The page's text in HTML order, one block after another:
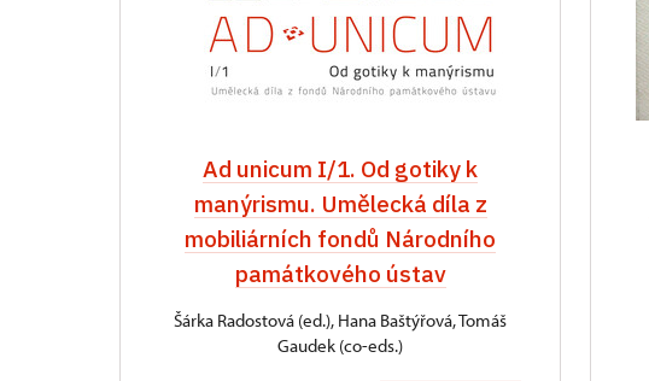
Ad unicum I/1. Od gotiky k
manýrismu. Umělecká díla z
mobiliárních fondů Národního
památkového ústav
Šárka Radostová (ed.), Hana Baštýřová, Tomáš
Gaudek (co-eds.)